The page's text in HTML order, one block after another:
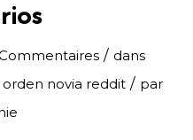
/ dans
orden novia reddit / par